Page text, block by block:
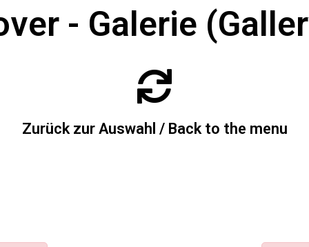
- Galerie
Zurück zur Auswahl / Back to the menu